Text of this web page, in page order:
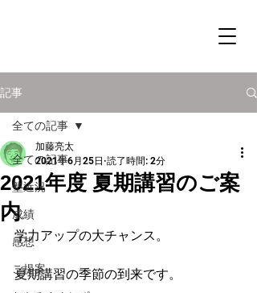
記事
全ての記事
塾近況
成績
感想
ご提案
全ての記事
2021年度 夏期講習のご案
内
加藤亮太
2021年6月25日 読了時間: 2分
学力アップの大チャンス。
夏期講習の季節の到来です。